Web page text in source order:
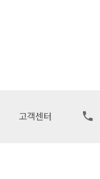
고객센터